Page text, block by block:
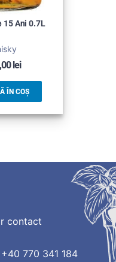
15 Ani 0.7L
lei
ÎN COȘ
contact
770 341 184